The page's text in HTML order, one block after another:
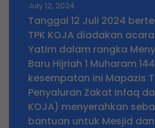
July 12, 2024
Tanggal 12 Juli 2024
TPK KOJA diadakan
Yatim dalam rangka
Baru Hijriah 1 Muharam
kesempatan ini Mapazis
Penyaluran Zakat Infaq
KOJA) menyerahkan
bantuan untuk Mesjid